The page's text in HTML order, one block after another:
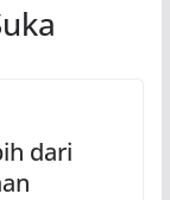
dari